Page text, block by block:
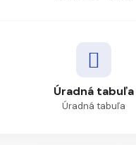
Úradná tabuľa
Úradná tabuľa